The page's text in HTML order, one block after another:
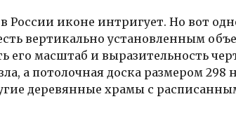
иконе интригует. Но вот
вертикально установленным
его масштаб и выразительность
а потолочная доска размером
деревянные храмы с